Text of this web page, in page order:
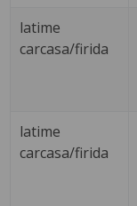
latime
carcasa/firida
latime
carcasa/firida